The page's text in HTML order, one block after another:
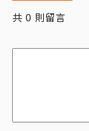
共 0 則留言